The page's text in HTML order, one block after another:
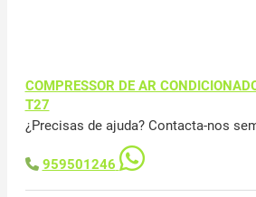
COMPRESSOR DE AR
T27
¿Precisas de ajuda? Contacta-nos
959501246